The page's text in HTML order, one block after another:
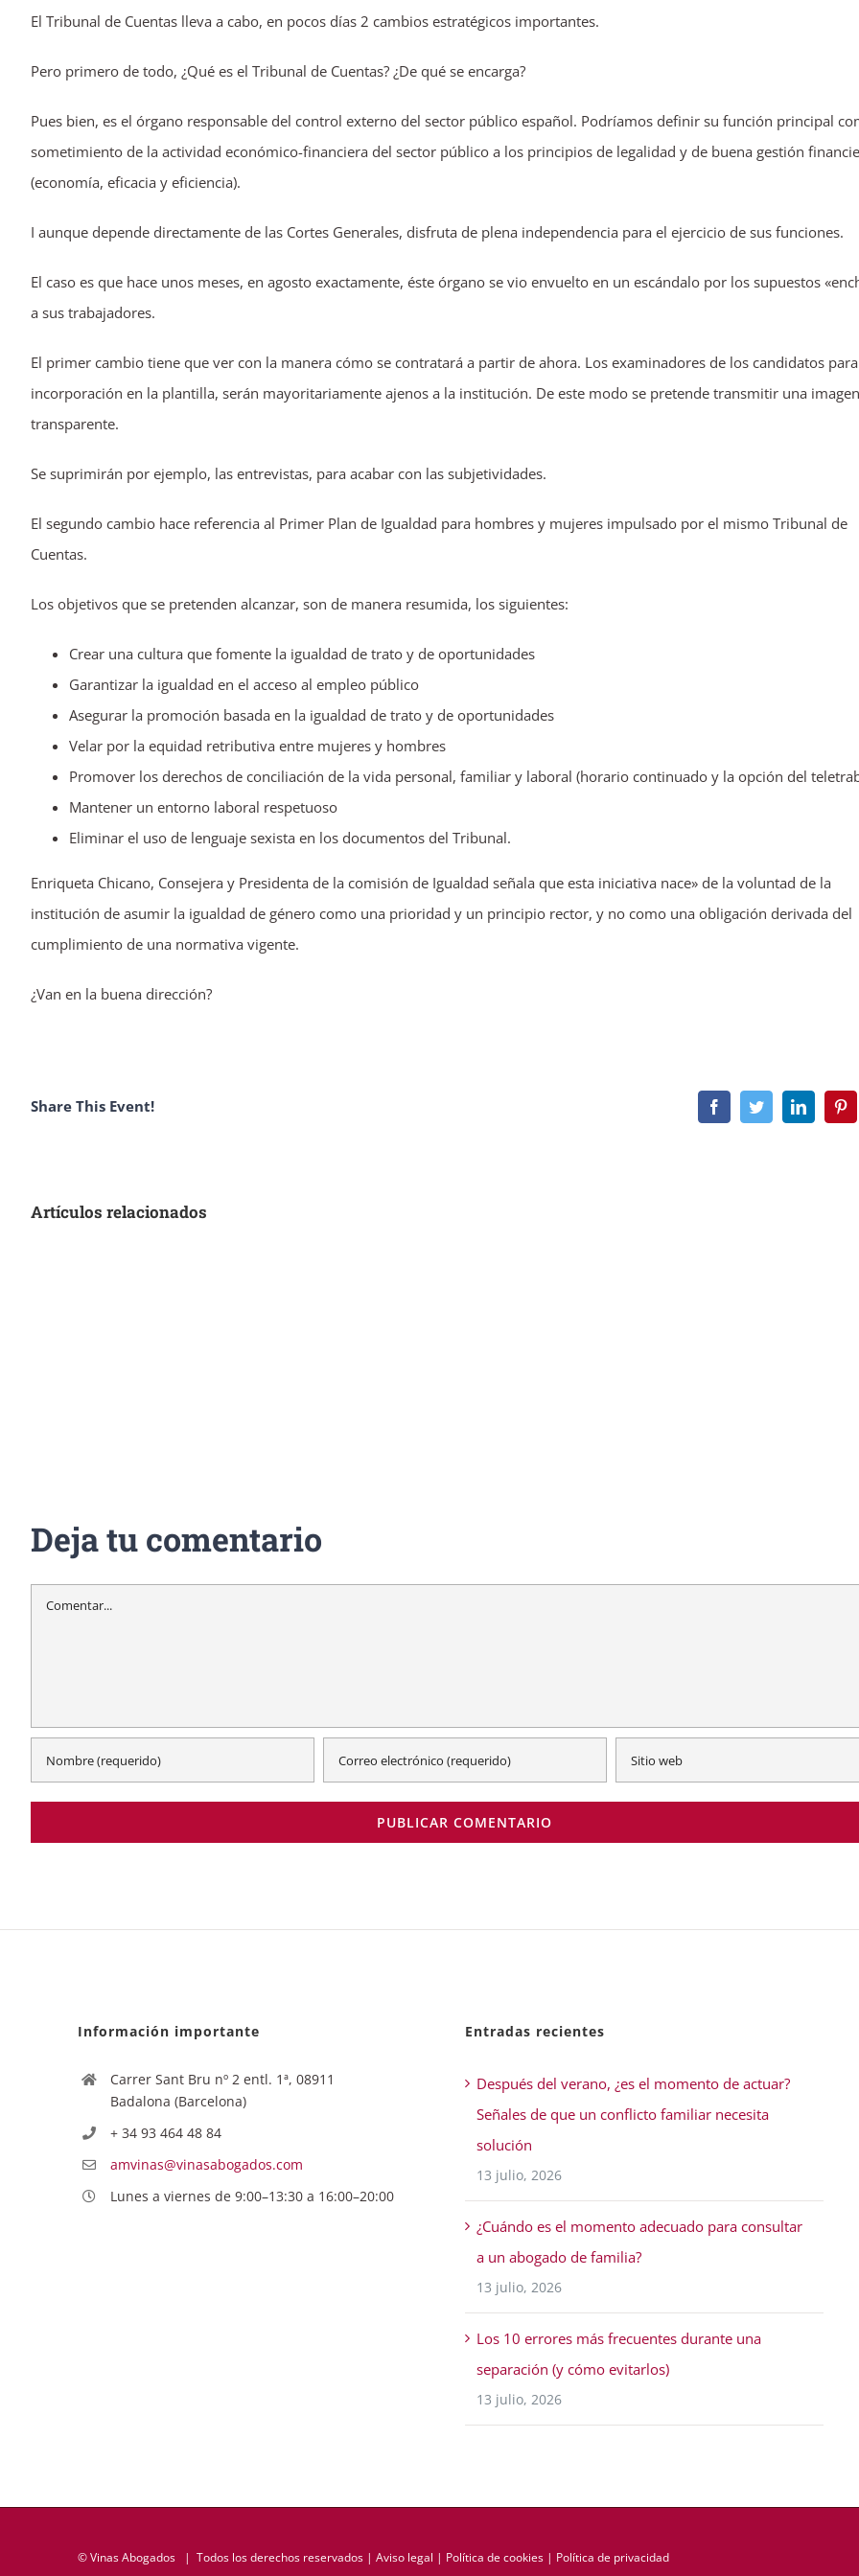
imagen
grande
El Tribunal de Cuentas lleva a cabo, en pocos días 2 cambios estratégicos importantes.
Pero primero de todo, ¿Qué es el Tribunal de Cuentas? ¿De qué se encarga?
Pues bien, es el órgano responsable del control externo del sector público español. Podríamos definir su función principal
sometimiento de la actividad económico-financiera del sector público a los principios de legalidad y de buena gestión
(economía, eficacia y eficiencia).
I aunque depende directamente de las Cortes Generales, disfruta de plena independencia para el ejercicio de sus funciones.
El caso es que hace unos meses, en agosto exactamente, éste órgano se vio envuelto en un escándalo por los supuestos
a sus trabajadores.
El primer cambio tiene que ver con la manera cómo se contratará a partir de ahora. Los examinadores de los candidatos
incorporación en la plantilla, serán mayoritariamente ajenos a la institución. De este modo se pretende transmitir una
transparente.
Se suprimirán por ejemplo, las entrevistas, para acabar con las subjetividades.
El segundo cambio hace referencia al Primer Plan de Igualdad para hombres y mujeres impulsado por el mismo Tribunal de
Cuentas.
Los objetivos que se pretenden alcanzar, son de manera resumida, los siguientes:
Crear una cultura que fomente la igualdad de trato y de oportunidades
Garantizar la igualdad en el acceso al empleo público
Asegurar la promoción basada en la igualdad de trato y de oportunidades
Velar por la equidad retributiva entre mujeres y hombres
Promover los derechos de conciliación de la vida personal, familiar y laboral (horario continuado y la opción del
Mantener un entorno laboral respetuoso
Eliminar el uso de lenguaje sexista en los documentos del Tribunal.
Enriqueta Chicano, Consejera y Presidenta de la comisión de Igualdad señala que esta iniciativa nace» de la voluntad de la
institución de asumir la igualdad de género como una prioridad y un principio rector, y no como una obligación derivada del
cumplimiento de una normativa vigente.
¿Van en la buena dirección?
Share This Event! FacebookTwitterLinkedIn
Artículos relacionados
Deja tu comentario
Comentar
Información importante
Carrer Sant Bru nº 2 entl. 1ª, 08911
Badalona (Barcelona)
+ 34 93 464 48 84
amvinas@vinasabogados.com
Lunes a viernes de 9:00–13:30 a 16:00–20:00
Entradas recientes
Después del verano, ¿es el momento de actuar?
Señales de que un conflicto familiar necesita
solución
13 julio, 2026
¿Cuándo es el momento adecuado para consultar
a un abogado de familia?
13 julio, 2026
Los 10 errores más frecuentes durante una
separación (y cómo evitarlos)
13 julio, 2026
©Vinas Abogados | Todos los derechos reservados |Aviso legal | Política de cookies | Política de privacidad